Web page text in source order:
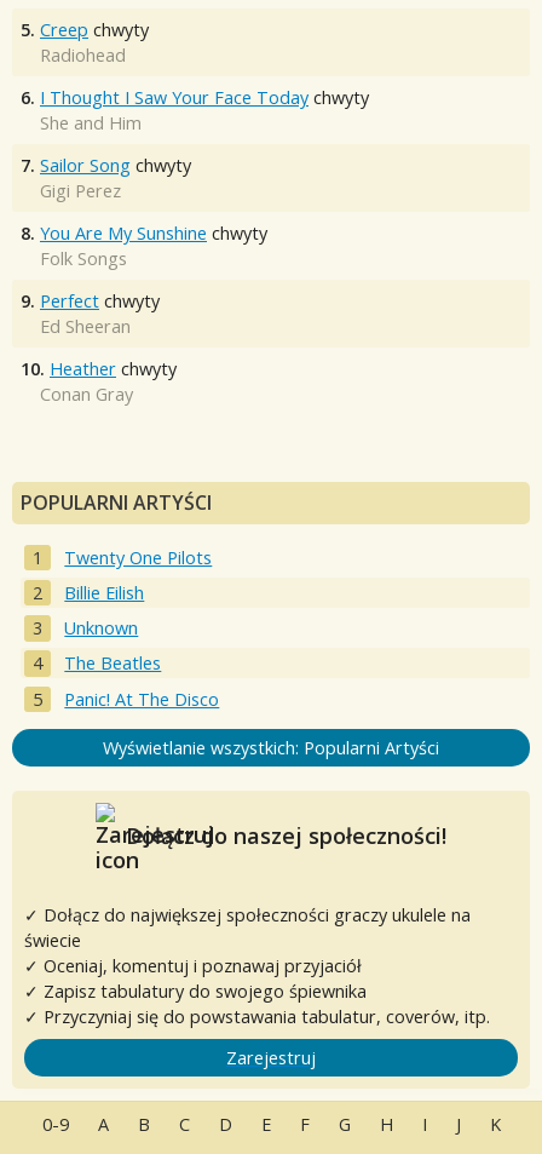
5. Creep chwyty
Radiohead
6. I Thought I Saw Your Face Today chwyty
She and Him
7. Sailor Song chwyty
Gigi Perez
8. You Are My Sunshine chwyty
Folk Songs
9. Perfect chwyty
Ed Sheeran
10. Heather chwyty
Conan Gray
POPULARNI ARTYŚCI
Twenty One Pilots
Billie Eilish
Unknown
The Beatles
Panic! At The Disco
Wyświetlanie wszystkich: Popularni Artyści
Dołącz do naszej społeczności!
✓ Dołącz do największej społeczności graczy ukulele na
świecie
✓ Oceniaj, komentuj i poznawaj przyjaciół
✓ Zapisz tabulatury do swojego śpiewnika
✓ Przyczyniaj się do powstawania tabulatur, coverów, itp.
Zarejestruj
0-9 A B C D E F G H I J K